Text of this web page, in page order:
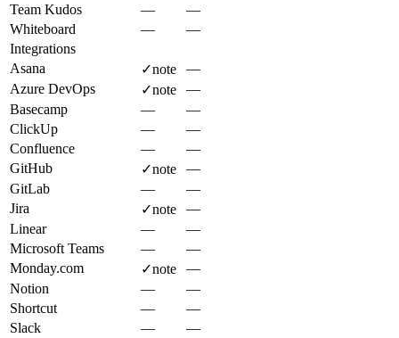
Team Kudos
—
—
Whiteboard
—
—
Integrations
Asana
✓note
—
Azure DevOps
✓note
—
Basecamp
—
—
ClickUp
—
—
Confluence
—
—
GitHub
✓note
—
GitLab
—
—
Jira
✓note
—
Linear
—
—
Microsoft Teams
—
—
Monday.com
✓note
—
Notion
—
—
Shortcut
—
—
Slack
—
—